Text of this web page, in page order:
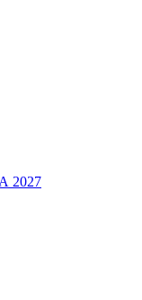
2027